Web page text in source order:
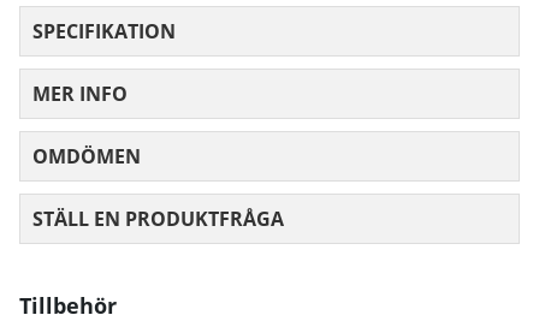
SPECIFIKATION
MER INFO
OMDÖMEN
STÄLL EN PRODUKTFRÅGA
Tillbehör